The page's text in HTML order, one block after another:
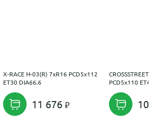
X-RACE H-03(R) 7xR16 PCD5x112
ET30 DIA66.6
11 676
CROSSSTREET
PCD5x110
10